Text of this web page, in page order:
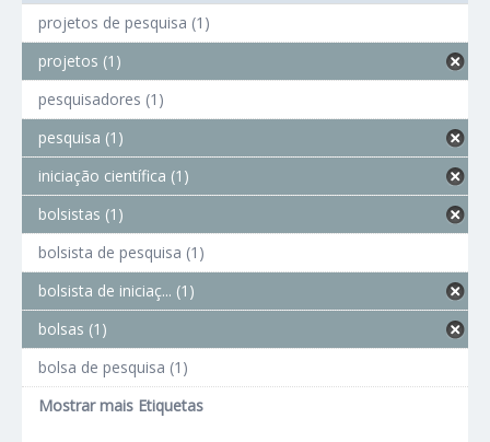
projetos de pesquisa (1)
projetos (1)
pesquisadores (1)
pesquisa (1)
iniciação científica (1)
bolsistas (1)
bolsista de pesquisa (1)
bolsista de iniciaç... (1)
bolsas (1)
bolsa de pesquisa (1)
Mostrar mais Etiquetas